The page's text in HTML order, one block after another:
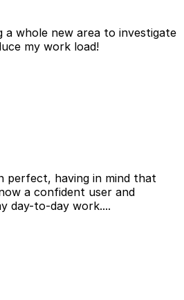
a whole new area to investigate
my work load!
perfect, having in mind that
a confident user and
day-to-day work....